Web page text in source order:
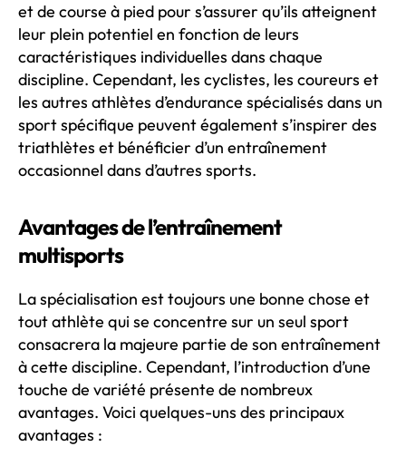
et de course à pied pour s’assurer qu’ils atteignent
leur plein potentiel en fonction de leurs
caractéristiques individuelles dans chaque
discipline. Cependant, les cyclistes, les coureurs et
les autres athlètes d’endurance spécialisés dans un
sport spécifique peuvent également s’inspirer des
triathlètes et bénéficier d’un entraînement
occasionnel dans d’autres sports.
Avantages de l’entraînement
multisports
La spécialisation est toujours une bonne chose et
tout athlète qui se concentre sur un seul sport
consacrera la majeure partie de son entraînement
à cette discipline. Cependant, l’introduction d’une
touche de variété présente de nombreux
avantages. Voici quelques-uns des principaux
avantages :